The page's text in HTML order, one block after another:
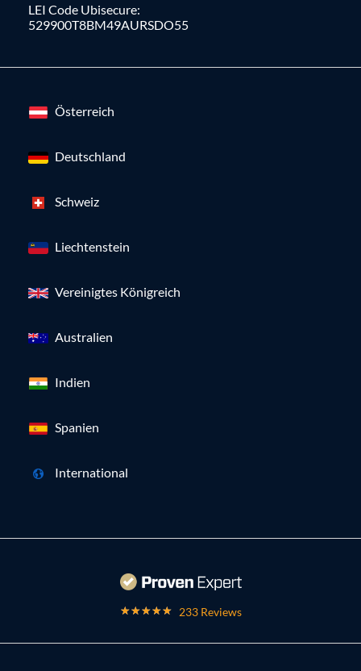
LEI Code Ubisecure:
529900T8BM49AURSDO55
Österreich
Deutschland
Schweiz
Liechtenstein
Vereinigtes Königreich
Australien
Indien
Spanien
International
233 Reviews